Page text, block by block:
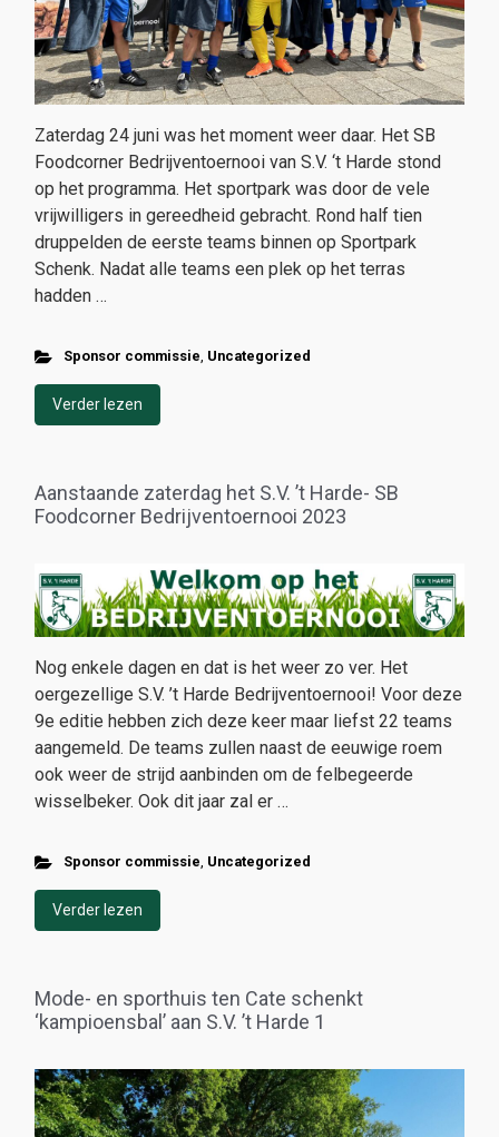
Zaterdag 24 juni was het moment weer daar. Het SB
Foodcorner Bedrijventoernooi van S.V. ‘t Harde stond
op het programma. Het sportpark was door de vele
vrijwilligers in gereedheid gebracht. Rond half tien
druppelden de eerste teams binnen op Sportpark
Schenk. Nadat alle teams een plek op het terras
hadden …
Sponsor commissie, Uncategorized
Verder lezen
Aanstaande zaterdag het S.V. ’t Harde- SB
Foodcorner Bedrijventoernooi 2023
Nog enkele dagen en dat is het weer zo ver. Het
oergezellige S.V. ’t Harde Bedrijventoernooi! Voor deze
9e editie hebben zich deze keer maar liefst 22 teams
aangemeld. De teams zullen naast de eeuwige roem
ook weer de strijd aanbinden om de felbegeerde
wisselbeker. Ook dit jaar zal er …
Sponsor commissie Uncategorized
Verder lezen
Mode- en sporthuis ten Cate schenkt
‘kampioensbal’ aan S.V. ’t Harde 1